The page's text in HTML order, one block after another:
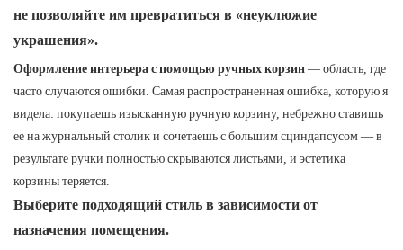
не позволяйте им превратиться в «неуклюжие
украшения».
Оформление интерьера с помощью ручных корзин— область, где
часто случаются ошибки. Самая распространенная ошибка, которую я
видела: покупаешь изысканную ручную корзину, небрежно ставишь
ее на журнальный столик и сочетаешь с большим сциндапсусом — в
результате ручки полностью скрываются листьями, и эстетика
корзины теряется.
Выберите подходящий стиль в зависимости от
назначения помещения.